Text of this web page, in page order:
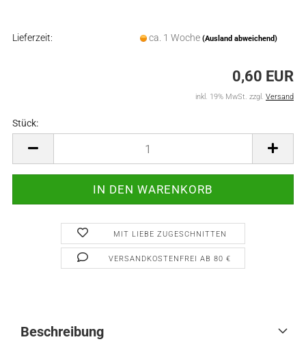
Lieferzeit: ca. 1 Woche (Ausland abweichend)
0,60 EUR
inkl. 19% MwSt. zzgl. Versand
Stück:
MIT LIEBE ZUGESCHNITTEN
VERSANDKOSTENFREI AB 80 €
Beschreibung